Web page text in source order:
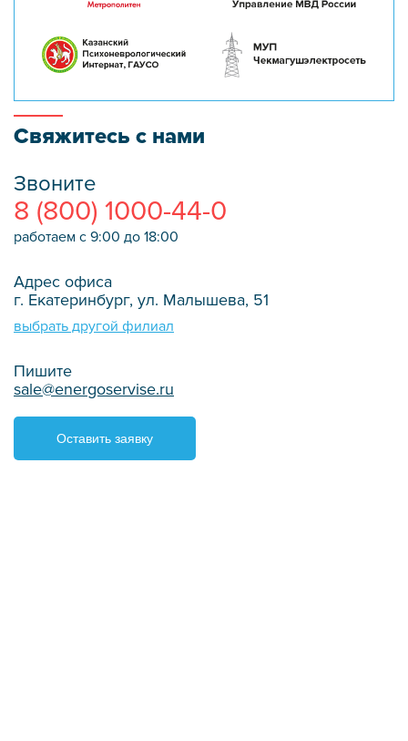
Свяжитесь с нами
Звоните
8 (800) 1000-44-0
работаем с 9:00 до 18:00
Адрес офиса
г. Екатеринбург, ул. Малышева, 51
выбрать другой филиал
Пишите
sale@energoservise.ru
Оставить заявку